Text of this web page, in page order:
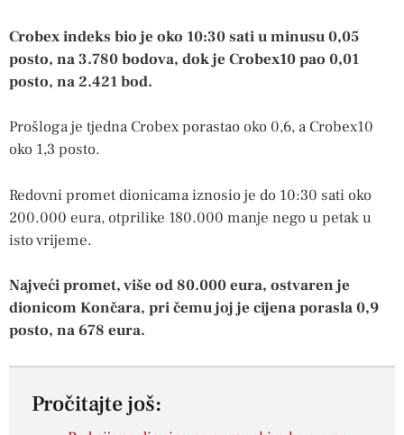
Crobex indeks bio je oko 10:30 sati u minusu 0,05
posto, na 3.780 bodova, dok je Crobex10 pao 0,01
posto, na 2.421 bod.
Prošloga je tjedna Crobex porastao oko 0,6, a Crobex10
oko 1,3 posto.
Redovni promet dionicama iznosio je do 10:30 sati oko
200.000 eura, otprilike 180.000 manje nego u petak u
isto vrijeme.
Najveći promet, više od 80.000 eura, ostvaren je
dionicom Končara, pri čemu joj je cijena porasla 0,9
posto, na 678 eura.
Pročitajte još: